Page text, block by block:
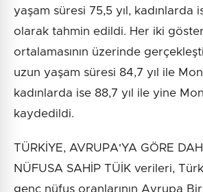
yaşam süresi 75,5 yıl, kadınlarda
olarak tahmin edildi. Her iki
ortalamasının üzerinde
uzun yaşam süresi 84,7 yıl ile
kadınlarda ise 88,7 yıl ile yine
kaydedildi.
TÜRKİYE, AVRUPA'YA GÖRE
NÜFUSA SAHİP TÜİK verileri,
genç nüfus oranlarının Avrupa